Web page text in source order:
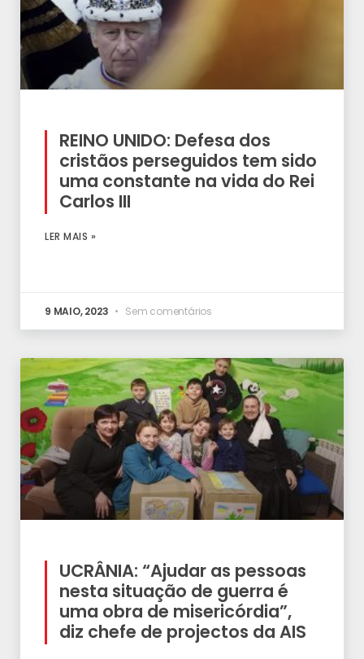
REINO UNIDO: Defesa dos
cristãos perseguidos tem sido
uma constante na vida do Rei
Carlos III
LER MAIS »
9 MAIO, 2023 Sem comentários
UCRÂNIA: “Ajudar as pessoas
nesta situação de guerra é
uma obra de misericórdia”,
diz chefe de projectos da AIS